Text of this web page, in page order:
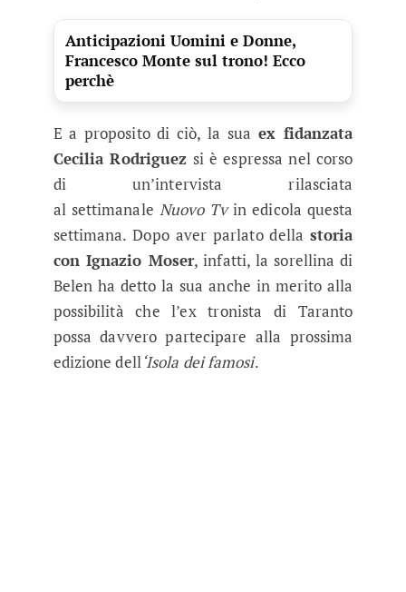
Anticipazioni Uomini e Donne,
Francesco Monte sul trono! Ecco
perchè
E a proposito di ciò, la sua ex fidanzata
Cecilia Rodriguez si è espressa nel corso
di un’intervista rilasciata
al settimanale Nuovo Tvin edicola questa
settimana. Dopo aver parlato della storia
con Ignazio Moser, infatti, la sorellina di
Belen ha detto la sua anche in merito alla
possibilità che l’ex tronista di Taranto
possa davvero partecipare alla prossima
edizione dell‘Isola dei famosi.